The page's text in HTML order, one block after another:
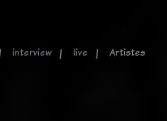
interview live Artistes